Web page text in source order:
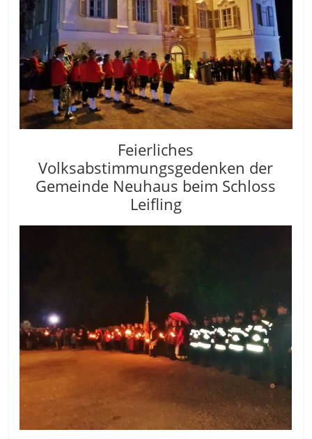
Feierliches
Volksabstimmungsgedenken der
Gemeinde Neuhaus beim Schloss
Leifling